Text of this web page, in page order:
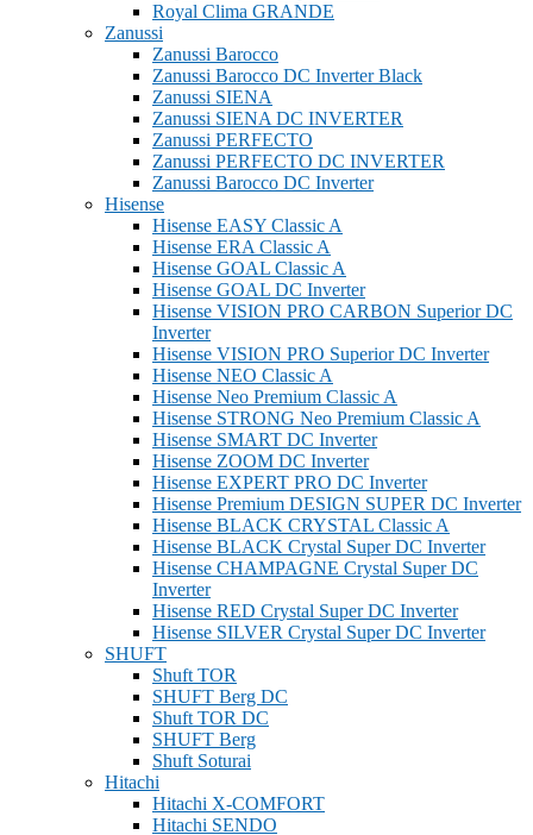
Royal Clima GRANDE
Zanussi
Zanussi Barocco
Zanussi Barocco DC Inverter Black
Zanussi SIENA
Zanussi SIENA DC INVERTER
Zanussi PERFECTO
Zanussi PERFECTO DC INVERTER
Zanussi Barocco DC Inverter
Hisense
Hisense EASY Classic A
Hisense ERA Classic A
Hisense GOAL Classic A
Hisense GOAL DC Inverter
Hisense VISION PRO CARBON Superior DC
Inverter
Hisense VISION PRO Superior DC Inverter
Hisense NEO Classic A
Hisense Neo Premium Classic A
Hisense STRONG Neo Premium Classic A
Hisense SMART DC Inverter
Hisense ZOOM DC Inverter
Hisense EXPERT PRO DC Inverter
Hisense Premium DESIGN SUPER DC Inverter
Hisense BLACK CRYSTAL Classic A
Hisense BLACK Crystal Super DC Inverter
Hisense CHAMPAGNE Crystal Super DC
Inverter
Hisense RED Crystal Super DC Inverter
Hisense SILVER Crystal Super DC Inverter
SHUFT
Shuft TOR
SHUFT Berg DC
Shuft TOR DC
SHUFT Berg
Shuft Soturai
Hitachi
Hitachi X-COMFORT
Hitachi SENDO